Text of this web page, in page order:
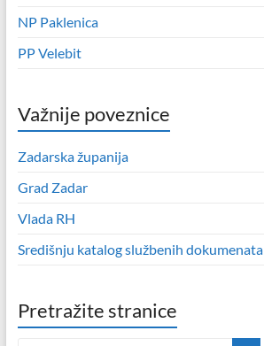
NP Paklenica
PP Velebit
Važnije poveznice
Zadarska županija
Grad Zadar
Vlada RH
Središnju katalog službenih dokumenata
Pretražite stranice